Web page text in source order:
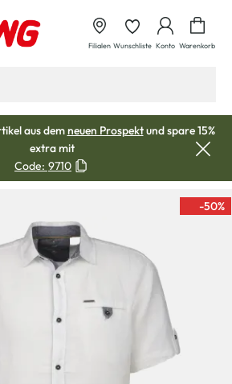
Filialen Wunschliste Konto Warenkorb
aus demneuen Prospektund spare 15%
extra mit
Code: 9710
-50%